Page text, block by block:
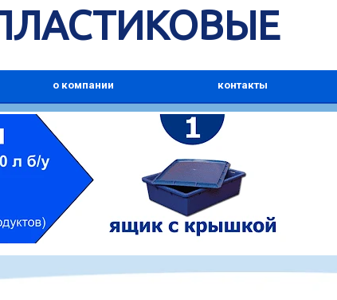
о компании контакты